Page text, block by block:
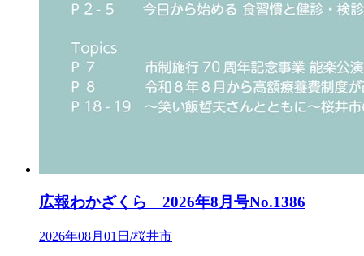
広報わかざくら 2026年8月号No.1386
2026年08月01日/桜井市